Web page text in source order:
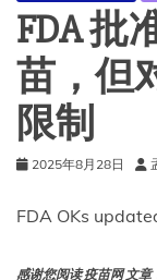
的
方
法
FDA 批
苗，但
限制
2025年8月28日
FDA OKs
感谢您阅读 疫苗网 文